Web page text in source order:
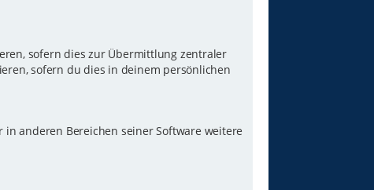
sofern dies zur Übermittlung zentraler
sofern du dies in deinem persönlichen
anderen Bereichen seiner Software weitere